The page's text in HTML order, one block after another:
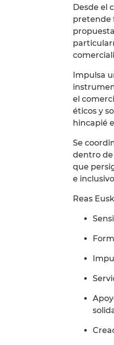
Desde el
pretende
Impulsa
el
éticos y
hincapié
Se
dentro de
que
e
Reas